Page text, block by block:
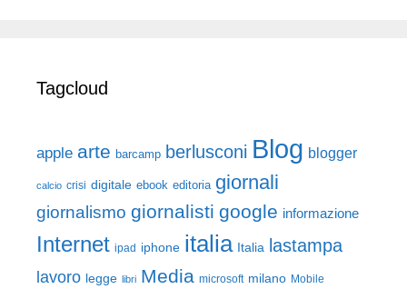
Tagcloud
apple arte barcamp berlusconi Blog blogger
calcio crisi digitale ebook editoria giornali
giornalismo giornalisti google informazione
Internet ipad iphone italia Italia lastampa
lavoro legge libri Media microsoft milano Mobile